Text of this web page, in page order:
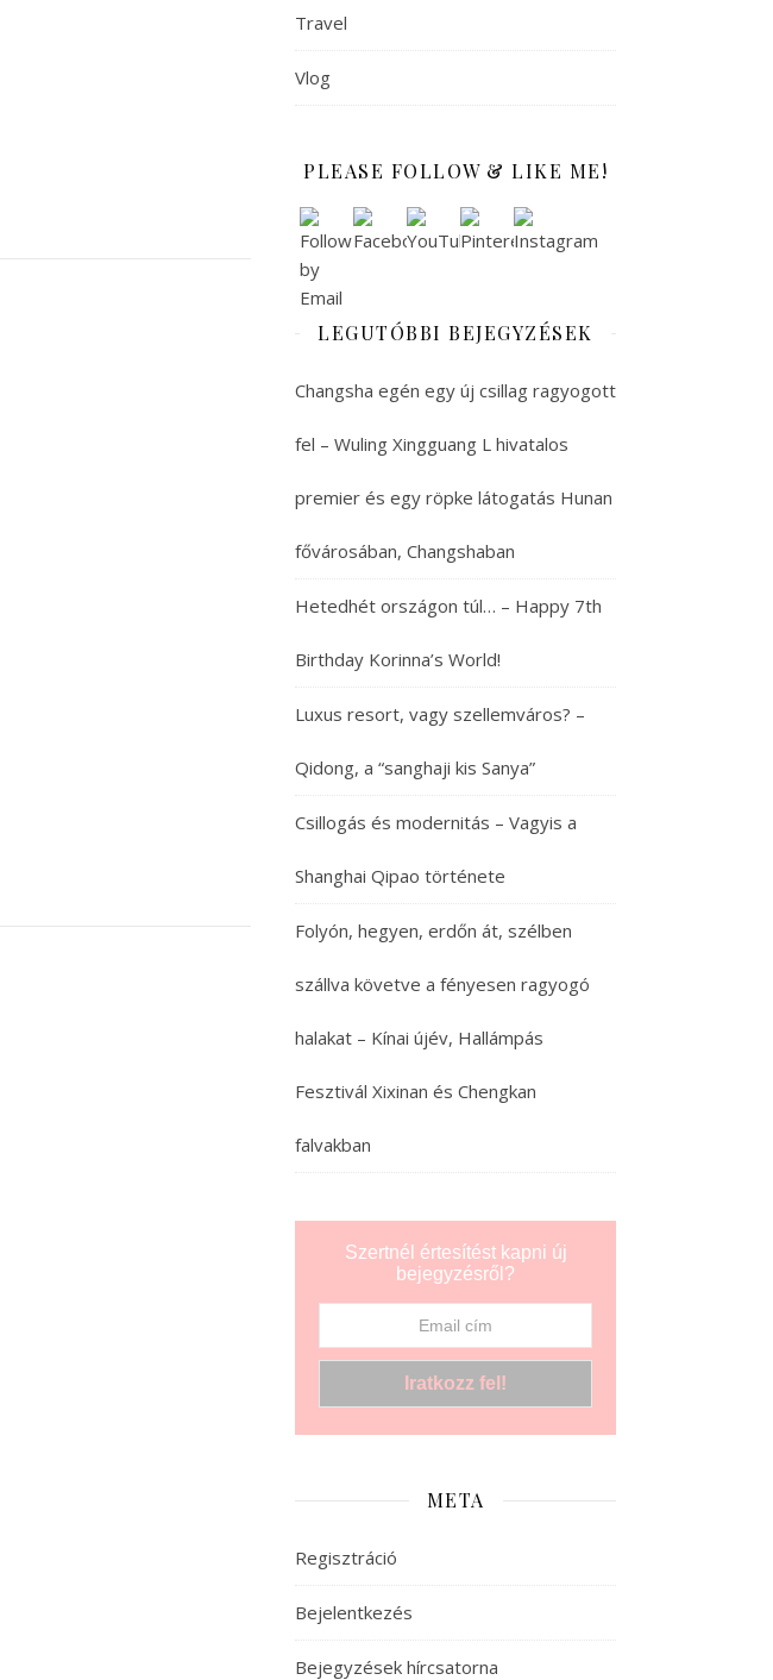
Travel
Vlog
PLEASE FOLLOW & LIKE ME!
LEGUTÓBBI BEJEGYZÉSEK
Changsha egén egy új csillag ragyogott
fel – Wuling Xingguang L hivatalos
premier és egy röpke látogatás Hunan
fővárosában, Changshaban
Hetedhét országon túl… – Happy 7th
Birthday Korinna’s World!
Luxus resort, vagy szellemváros? –
Qidong, a “sanghaji kis Sanya”
Csillogás és modernitás – Vagyis a
Shanghai Qipao története
Folyón, hegyen, erdőn át, szélben
szállva követve a fényesen ragyogó
halakat – Kínai újév, Hallámpás
Fesztivál Xixinan és Chengkan
falvakban
Szertnél értesítést kapni új
bejegyzésről?
META
Regisztráció
Bejelentkezés
Bejegyzések hírcsatorna